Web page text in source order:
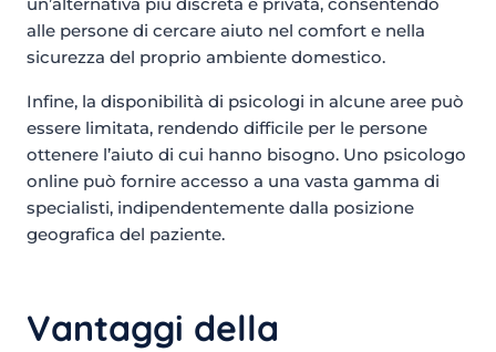
alle persone di cercare aiuto nel comfort e nella
sicurezza del proprio ambiente domestico.
Infine, la disponibilità di psicologi in alcune aree può
essere limitata, rendendo difficile per le persone
ottenere l’aiuto di cui hanno bisogno. Uno psicologo
online può fornire accesso a una vasta gamma di
specialisti, indipendentemente dalla posizione
geografica del paziente.
Vantaggi della